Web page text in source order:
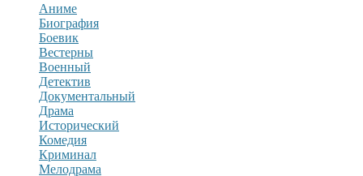
Аниме
Биография
Боевик
Вестерны
Военный
Детектив
Документальный
Драма
Исторический
Комедия
Криминал
Мелодрама